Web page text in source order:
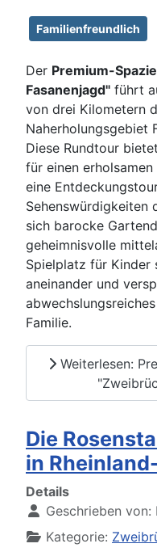
Familienfreundlich
Der Premium-
Fasanenjagd" führt
von drei Kilometern
Naherholungsgebiet
Diese Rundtour
für einen
eine
Sehenswürdigkeiten
sich barocke
geheimnisvolle
Spielplatz für Kinder
aneinander und
Familie.
Weiterlesen:
Die
in
Details
Geschrieben von:
Kategorie: